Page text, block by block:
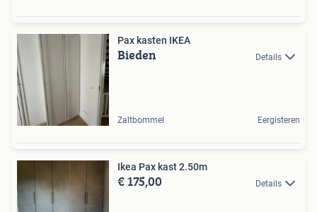
Pax kasten IKEA
Bieden Details
Zaltbommel Eergisteren
Ikea Pax kast 2.50m
€ 175,00 Details